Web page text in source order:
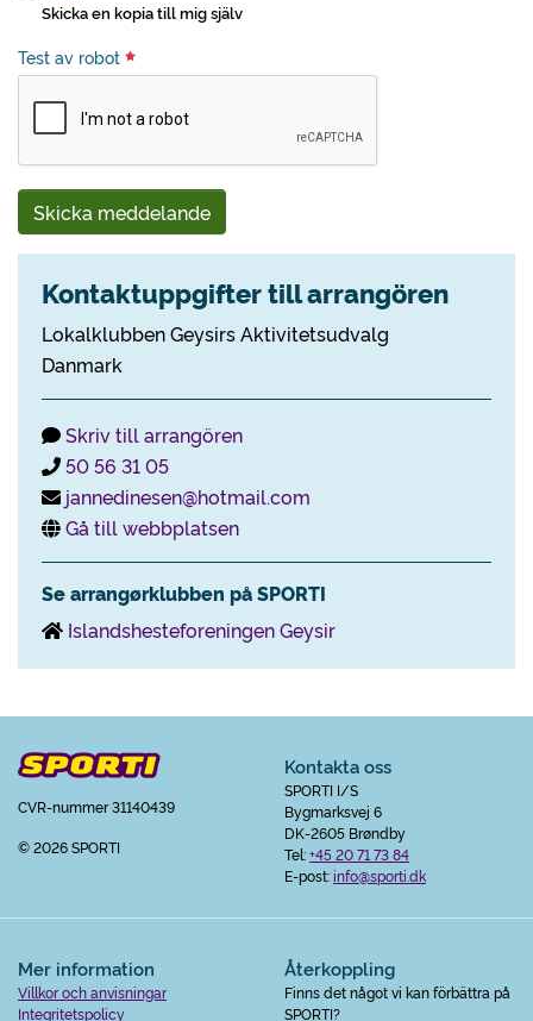
Skicka en kopia till mig själv
Test av robot
Skicka meddelande
Kontaktuppgifter till arrangören
Lokalklubben Geysirs Aktivitetsudvalg
Danmark
Skriv till arrangören
50 56 31 05
jannedinesen@hotmail.com
Gå till webbplatsen
Se arrangørklubben på SPORTI
Islandshesteforeningen Geysir
CVR-nummer 31140439
© 2026 SPORTI
Kontakta oss
SPORTI I/S
Bygmarksvej 6
DK-2605 Brøndby
Tel:+45 20 71 73 84
E-post:info@sporti.dk
Mer information
Villkor och anvisningar
Integritetspolicy
Återkoppling
Finns det något vi kan förbättra på
SPORTI?